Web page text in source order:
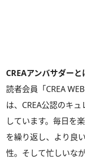
CREAアンバサダーと
読者会員「CREA
は、CREA公認のキ
しています。毎日を
を繰り返し、より良
性。そして忙しいな